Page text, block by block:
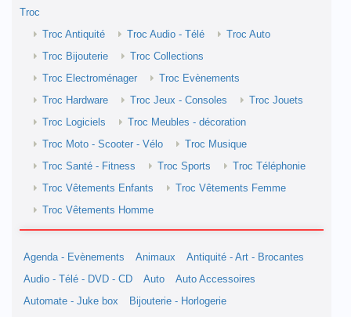
Troc
Troc Antiquité
Troc Audio - Télé
Troc Auto
Troc Bijouterie
Troc Collections
Troc Electroménager
Troc Evènements
Troc Hardware
Troc Jeux - Consoles
Troc Jouets
Troc Logiciels
Troc Meubles - décoration
Troc Moto - Scooter - Vélo
Troc Musique
Troc Santé - Fitness
Troc Sports
Troc Téléphonie
Troc Vêtements Enfants
Troc Vêtements Femme
Troc Vêtements Homme
Agenda - Evènements Animaux
Antiquité - Art - Brocantes
Audio - Télé - DVD - CD
Auto
Auto Accessoires
Automate - Juke box
Bijouterie - Horlogerie